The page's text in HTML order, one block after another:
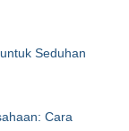
Seduhan
Cara